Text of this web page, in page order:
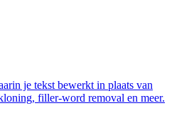
je tekst bewerkt in plaats van
filler-word removal en meer.